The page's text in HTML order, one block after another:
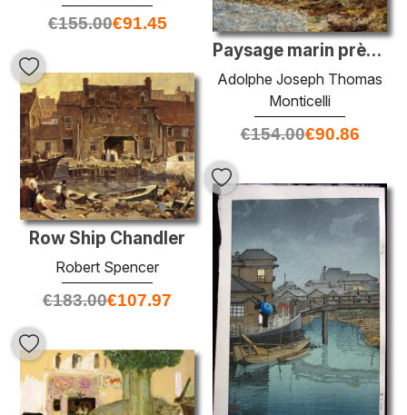
€155.00€91.45
Paysage marin près de Marseille (village fantastique)
Adolphe Joseph Thomas
Monticelli
€154.00€90.86
Row Ship Chandler
Robert Spencer
€183.00€107.97